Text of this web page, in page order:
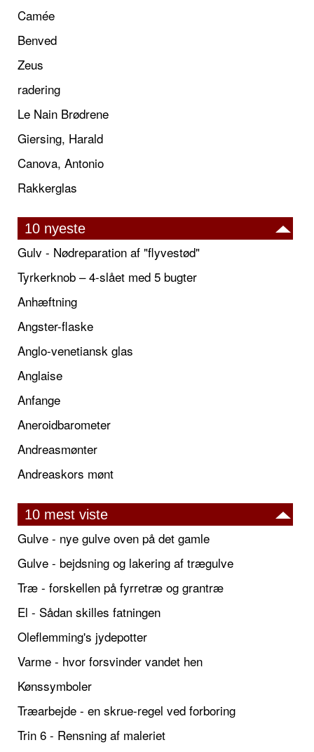
Camée
Benved
Zeus
radering
Le Nain Brødrene
Giersing, Harald
Canova, Antonio
Rakkerglas
10 nyeste
Gulv - Nødreparation af "flyvestød"
Tyrkerknob – 4-slået med 5 bugter
Anhæftning
Angster-flaske
Anglo-venetiansk glas
Anglaise
Anfange
Aneroidbarometer
Andreasmønter
Andreaskors mønt
10 mest viste
Gulve - nye gulve oven på det gamle
Gulve - bejdsning og lakering af trægulve
Træ - forskellen på fyrretræ og grantræ
El - Sådan skilles fatningen
Oleflemming's jydepotter
Varme - hvor forsvinder vandet hen
Kønssymboler
Træarbejde - en skrue-regel ved forboring
Trin 6 - Rensning af maleriet